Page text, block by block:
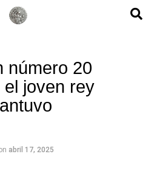
número 20
el joven rey
abril 17, 2025